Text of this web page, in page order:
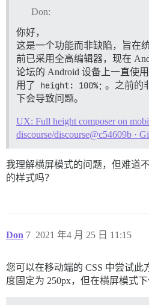
Don:
你好，
这是一个功能而非缺陷，旨在
前已采用全高编辑器，现在
论坛的 Android 设备上一直使
用了
height: 100%; 。之前的
下会导致问题。
UX: Full height composer on
discourse/discourse@c54609b ·
我理解横屏模式的问题，但难道
的样式吗？
Don 2021 年4 月 25 日 11:15
7
您可以在移动端的 CSS 中尝试此
度固定为 250px，但在横屏模式